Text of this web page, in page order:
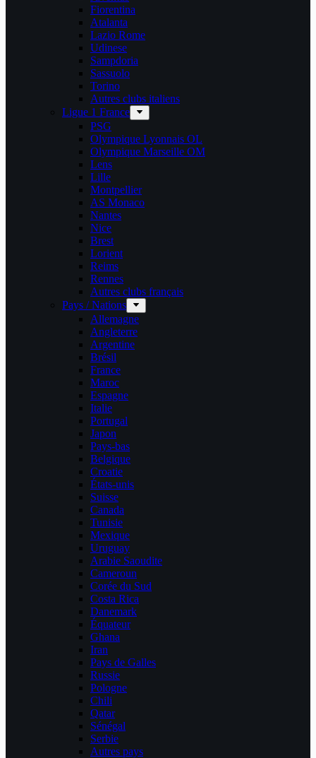
Fiorentina
Atalanta
Lazio Rome
Udinese
Sampdoria
Sassuolo
Torino
Autres clubs italiens
Ligue 1 France
PSG
Olympique Lyonnais OL
Olympique Marseille OM
Lens
Lille
Montpellier
AS Monaco
Nantes
Nice
Brest
Lorient
Reims
Rennes
Autres clubs français
Pays / Nations
Allemagne
Angleterre
Argentine
Brésil
France
Maroc
Espagne
Italie
Portugal
Japon
Pays-bas
Belgique
Croatie
États-unis
Suisse
Canada
Tunisie
Mexique
Uruguay
Arabie Saoudite
Cameroun
Corée du Sud
Costa Rica
Danemark
Équateur
Ghana
Iran
Pays de Galles
Russie
Pologne
Chili
Qatar
Sénégal
Serbie
Autres pays